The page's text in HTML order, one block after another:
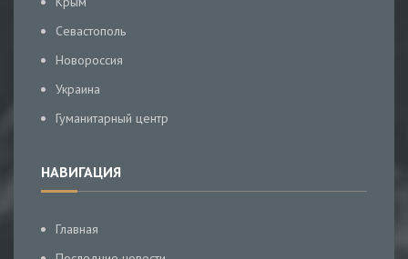
Севастополь
Новороссия
Украина
Гуманитарный центр
НАВИГАЦИЯ
Главная